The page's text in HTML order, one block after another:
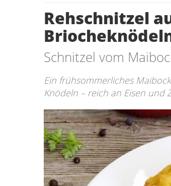
Rehschnitzel
Schnitzel vom
Ein frühsommerliches
Knödeln – reich an Eisen und